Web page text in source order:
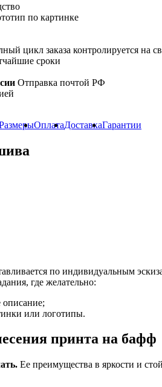
по картинке
цикл заказа контролируется на
сроки
Отправка почтой РФ
ОплатаДоставкаГарантии
по индивидуальным
где желательно:
описание;
или логотипы.
принта на бафф
Ее преимущества в яркости и